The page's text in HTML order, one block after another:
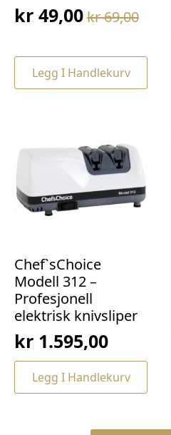
kr69,00
Opprinnelig
var:
kr 69,00.
kr 49,00
Nåværende
er:
kr 49,00.
Legg I Handlekurv
Chef`sChoice
Modell 312 –
Profesjonell
elektrisk knivsliper
kr 1.595,00
Legg I Handlekurv